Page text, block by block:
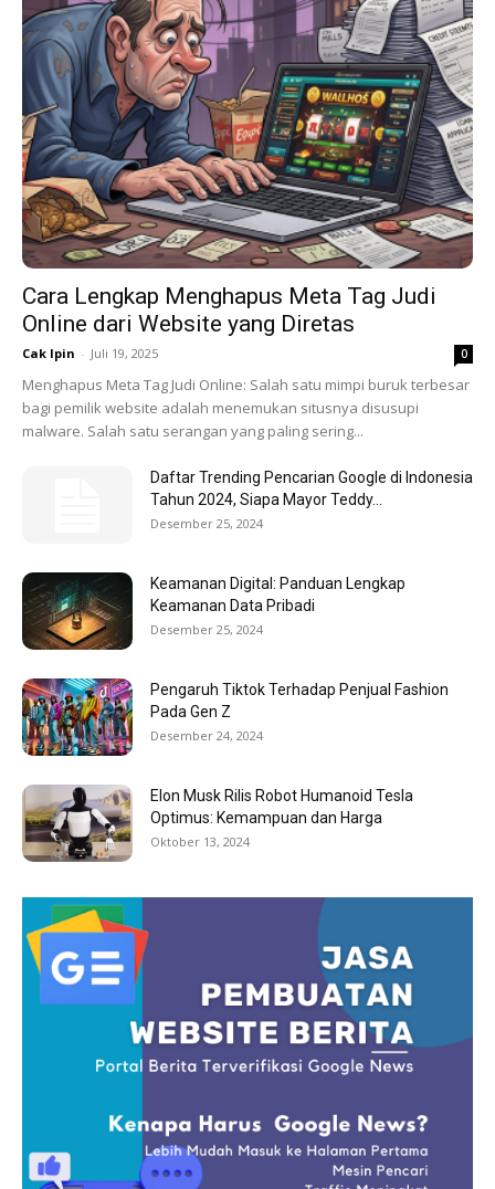
Cara Lengkap Menghapus Meta Tag Judi
Online dari Website yang Diretas
Cak Ipin - Juli 19, 2025 0
Menghapus Meta Tag Judi Online: Salah satu mimpi buruk terbesar
bagi pemilik website adalah menemukan situsnya disusupi
malware. Salah satu serangan yang paling sering...
Daftar Trending Pencarian Google di Indonesia
Tahun 2024, Siapa Mayor Teddy...
Desember 25, 2024
Keamanan Digital: Panduan Lengkap
Keamanan Data Pribadi
Desember 25, 2024
Pengaruh Tiktok Terhadap Penjual Fashion
Pada Gen Z
Desember 24, 2024
Elon Musk Rilis Robot Humanoid Tesla
Optimus: Kemampuan dan Harga
Oktober 13, 2024